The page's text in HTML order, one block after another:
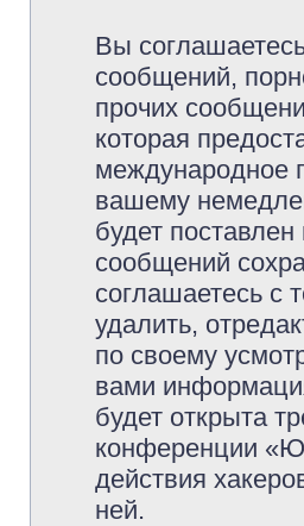
Вы
сообщений,
прочих
которая
международное
вашему
будет
сообщений
соглашаетесь с
удалить,
по своему
вами
будет открыта
конференции
действия
ней.